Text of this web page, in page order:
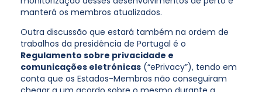
manterá os membros atualizados.
Outra discussão que estará também na ordem de
trabalhos da presidência de Portugal é o
Regulamento sobre privacidade e
comunicações eletrónicas (“ePrivacy”), tendo em
conta que os Estados-Membros não conseguiram